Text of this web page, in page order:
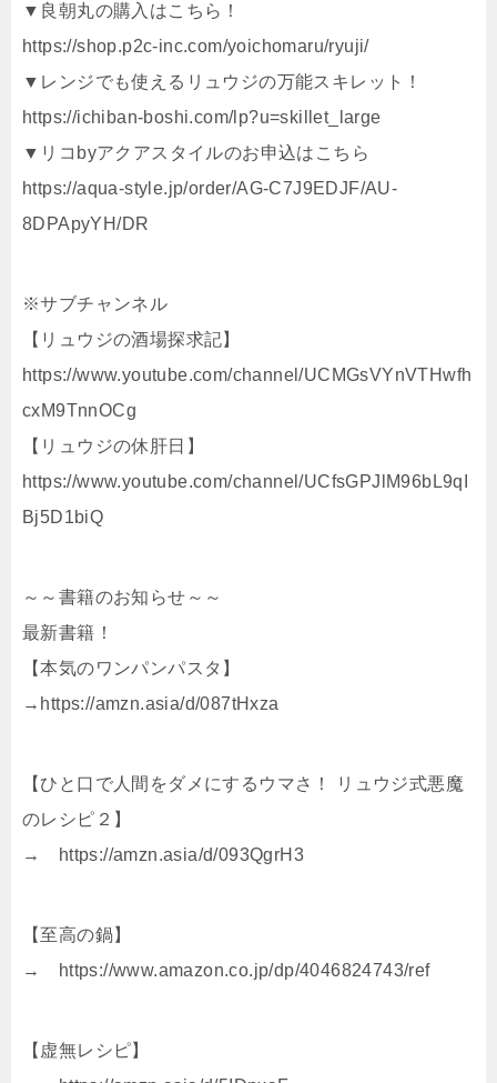
▼良朝丸の購入はこちら！
https://shop.p2c-inc.com/yoichomaru/ryuji/
▼レンジでも使えるリュウジの万能スキレット！
https://ichiban-boshi.com/lp?u=skillet_large
▼リコbyアクアスタイルのお申込はこちら
https://aqua-style.jp/order/AG-C7J9EDJF/AU-
8DPApyYH/DR
※サブチャンネル
【リュウジの酒場探求記】
https://www.youtube.com/channel/UCMGsVYnVTHwfh
cxM9TnnOCg
【リュウジの休肝日】
https://www.youtube.com/channel/UCfsGPJlM96bL9qI
Bj5D1biQ
～～書籍のお知らせ～～
最新書籍！
【本気のワンパンパスタ】
→https://amzn.asia/d/087tHxza
【ひと口で人間をダメにするウマさ！ リュウジ式悪魔
のレシピ２】
→ https://amzn.asia/d/093QgrH3
【至高の鍋】
→ https://www.amazon.co.jp/dp/4046824743/ref
【虚無レシピ】